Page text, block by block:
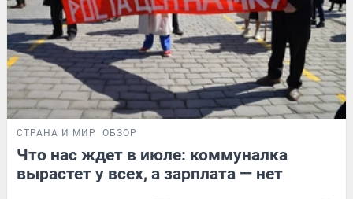
СТРАНА И МИР ОБЗОР
Что нас ждет в июле: коммуналка
вырастет у всех, а зарплата — нет